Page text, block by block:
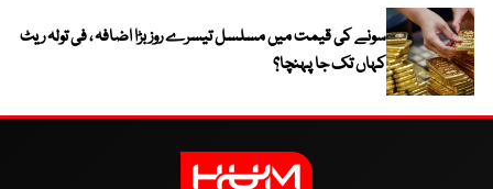
سونے کی قیمت میں مسلسل تیسرے روز بڑا اضافہ ، فی تولہ ریٹ
کہاں تک جا پہنچا؟